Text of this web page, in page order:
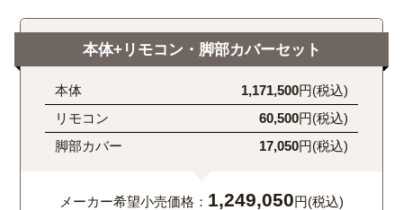
本体+リモコン・脚部カバーセット
本体 1,171,500円(税込)
リモコン
60,500円(税込)
脚部カバー
17,050円(税込)
メーカー希望小売価格： 1,249,050円(税込)